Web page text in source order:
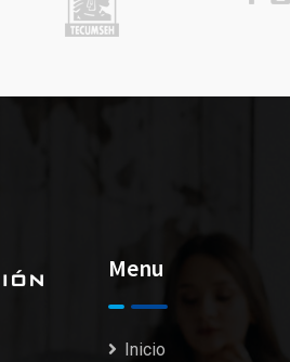
Menu
Inicio